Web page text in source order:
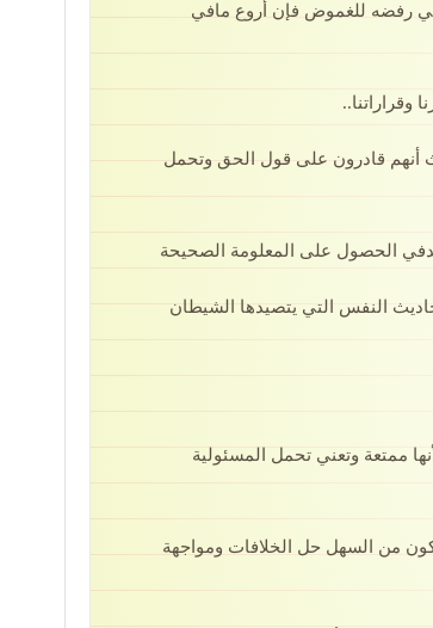
في رفضه للغموض فإن أروع مافي
وقراراتنا..
أنهم قادرون على قول الحق وتحمل
الحصول على المعلومة الصحيحة
النفس التي يتصيدها الشيطان
ممتعة وتعني تحمل المسئولية
من السهل حل الخلافات ومواجهة